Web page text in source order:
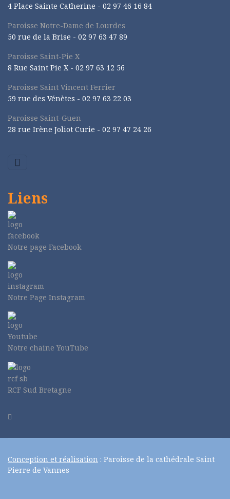
4 Place Sainte Catherine - 02 97 46 16 84
Paroisse Notre-Dame de Lourdes
50 rue de la Brise - 02 97 63 47 89
Paroisse Saint-Pie X
8 Rue Saint Pie X - 02 97 63 12 56
Paroisse Saint Vincent Ferrier
59 rue des Vénètes - 02 97 63 22 03
Paroisse Saint-Guen
28 rue Irène Joliot Curie - 02 97 47 24 26
Liens
Notre page Facebook
Notre Page Instagram
Notre chaine YouTube
RCF Sud Bretagne
Conception et réalisation : Paroisse de la cathédrale Saint
Pierre de Vannes